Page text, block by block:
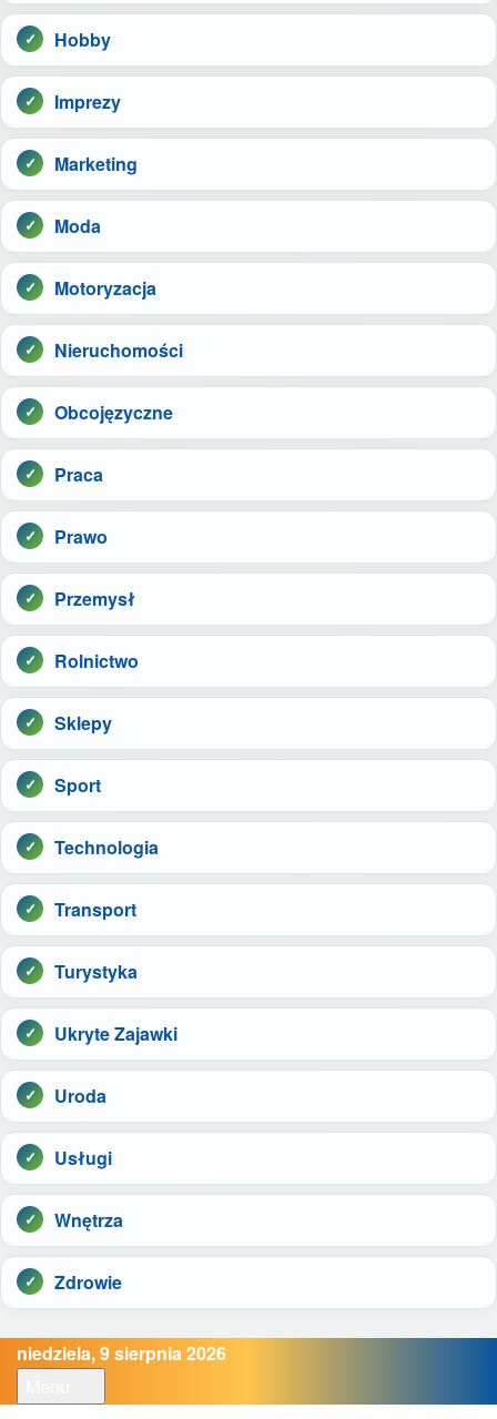
Hobby
Imprezy
Marketing
Moda
Motoryzacja
Nieruchomości
Obcojęzyczne
Praca
Prawo
Przemysł
Rolnictwo
Sklepy
Sport
Technologia
Transport
Turystyka
Ukryte Zajawki
Uroda
Usługi
Wnętrza
Zdrowie
niedziela, 9 sierpnia 2026